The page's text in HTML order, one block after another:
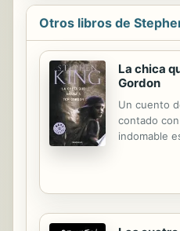
Otros libros de
La chica
Gordon
Un cuento
contado
indomable
emociones
amaba a